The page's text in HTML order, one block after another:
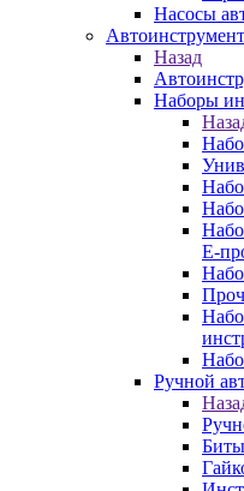
Насосы
Автоинструмент
Назад
Наборы
E-
Ручной